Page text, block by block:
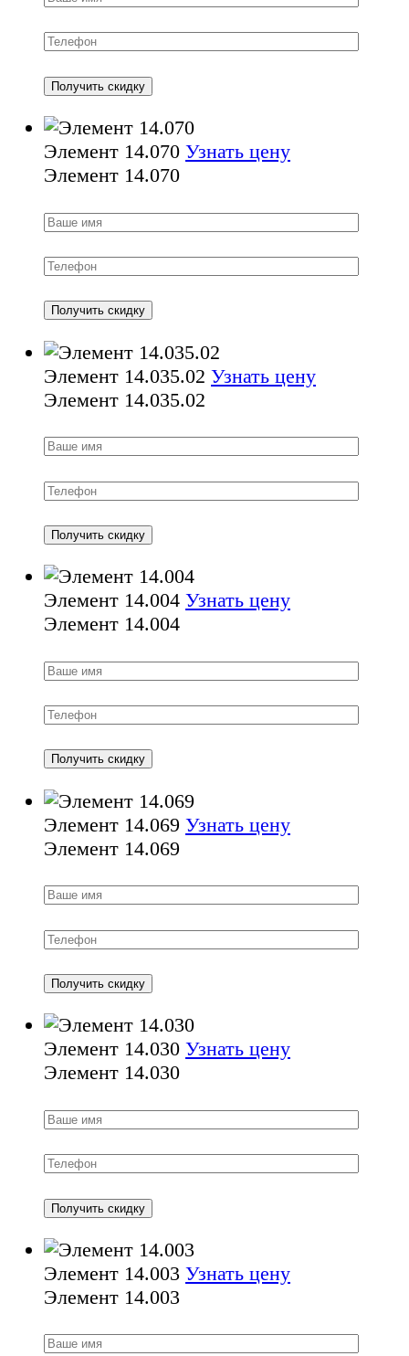
Элемент 14.070 Узнать цену
Элемент 14.070
Элемент 14.035.02 Узнать цену
Элемент 14.035.02
Элемент 14.004 Узнать цену
Элемент 14.004
Элемент 14.069 Узнать цену
Элемент 14.069
Элемент 14.030 Узнать цену
Элемент 14.030
Элемент 14.003 Узнать цену
Элемент 14.003